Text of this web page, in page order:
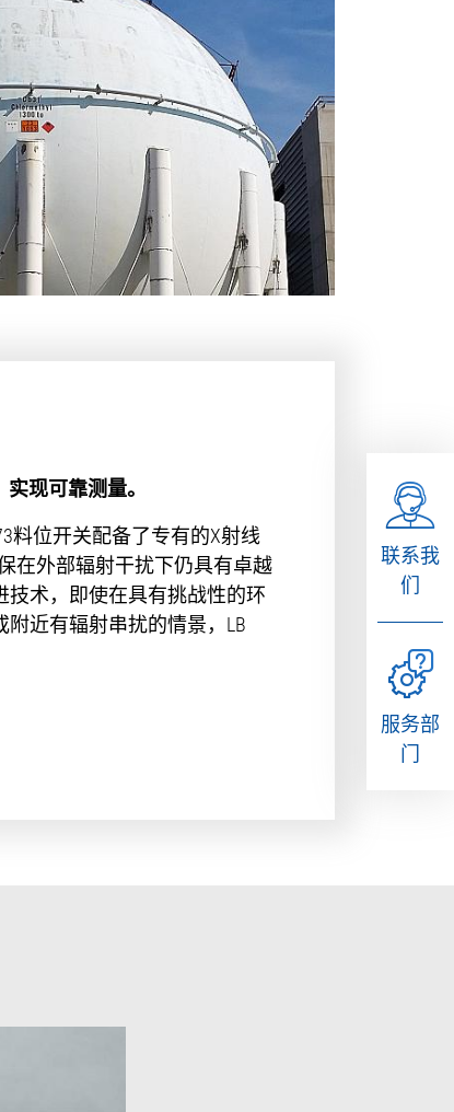
现可靠测量。
料位开关配备了专有的X射线
在外部辐射干扰下仍具有卓越
技术，即使在具有挑战性的环
近有辐射串扰的情景，LB
联系我
们
服务部
门